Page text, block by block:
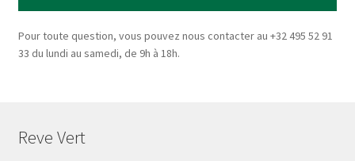
Pour toute question, vous pouvez nous contacter au +32 495 52 91
33 du lundi au samedi, de 9h à 18h.
Reve Vert